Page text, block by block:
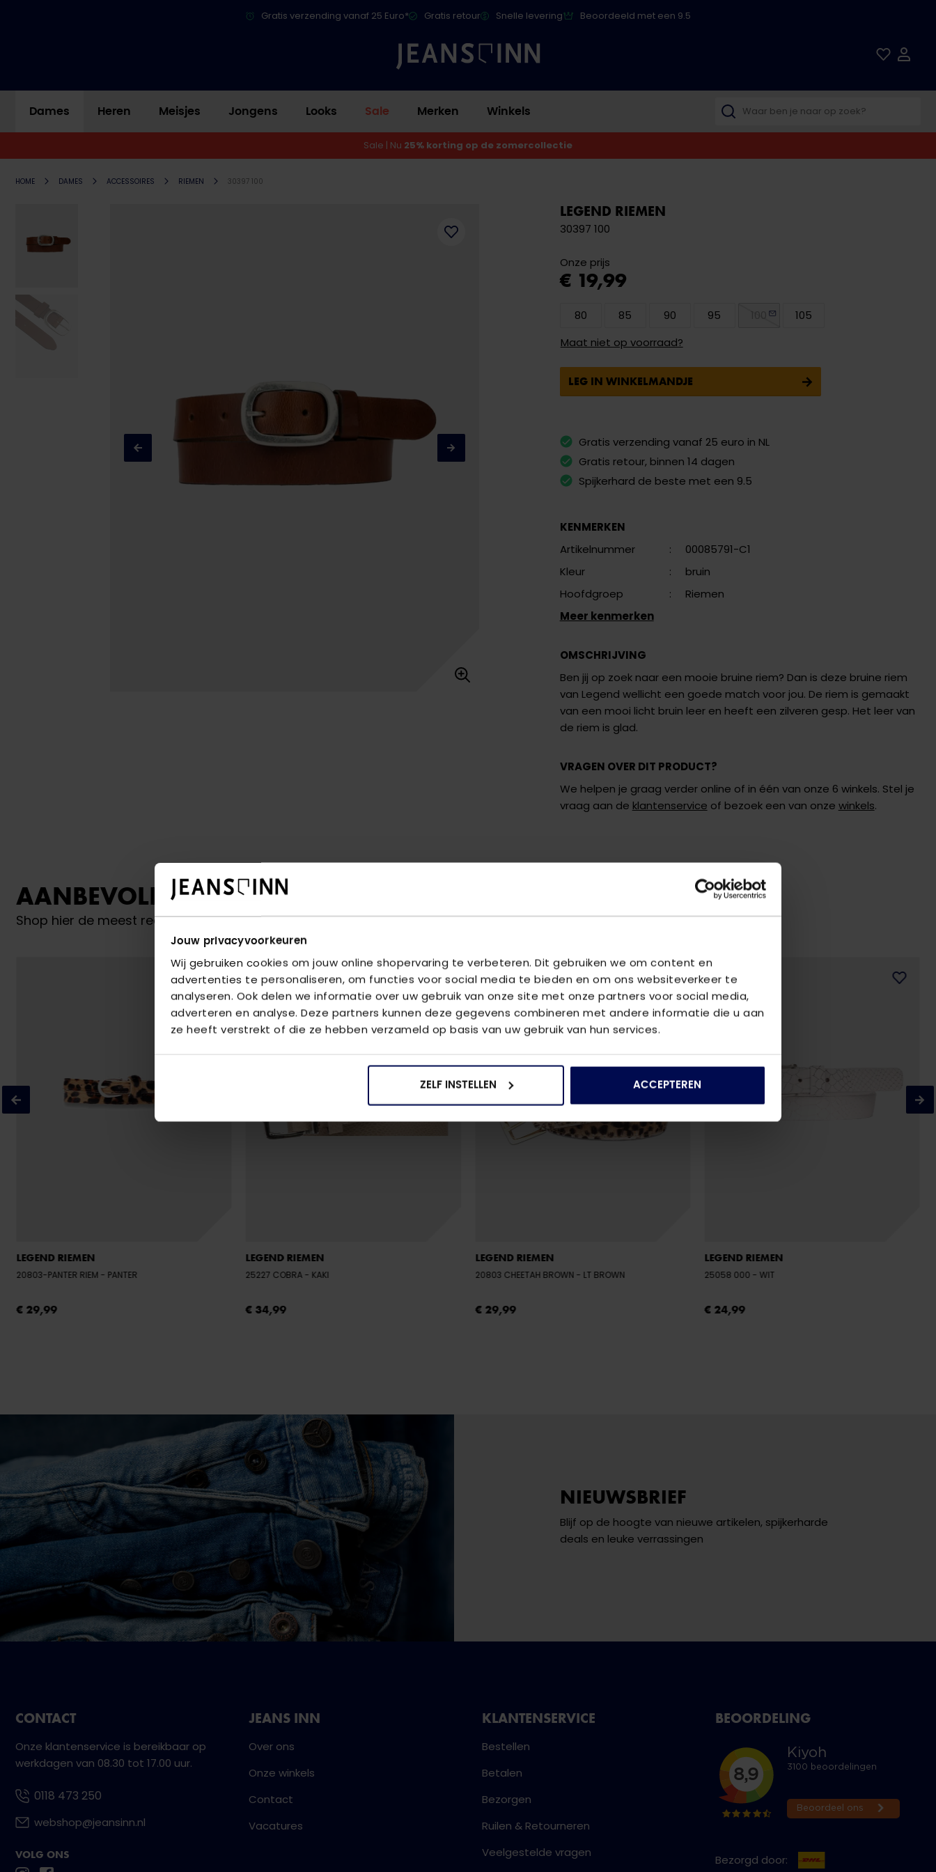
Jouw privacyvoorkeuren
Wij gebruiken cookies om jouw online shopervaring te verbeteren. Dit gebruiken we om content en
advertenties te personaliseren, om functies voor social media te bieden en om ons websiteverkeer te
analyseren. Ook delen we informatie over uw gebruik van onze site met onze partners voor social media,
adverteren en analyse. Deze partners kunnen deze gegevens combineren met andere informatie die u aan
ze heeft verstrekt of die ze hebben verzameld op basis van uw gebruik van hun services.
ZELF INSTELLEN ACCEPTEREN
Gratis verzending vanaf 25 Euro* Gratis retour Snelle levering Beoordeeld met een 9.5
Dames Heren Meisjes Jongens Looks Sale Merken Winkels
Sale | Nu 25% korting op de zomercollectie
HOME DAMES ACCESSOIRES RIEMEN 30397 100
LEGEND RIEMEN
30397 100
Onze prijs
€ 19,99
80 85 90 95
105
Maat niet op voorraad?
LEG IN WINKELMANDJE
Gratis verzending vanaf 25 euro in NL
Gratis retour, binnen 14 dagen
Spijkerhard de beste met een 9.5
KENMERKEN
Artikelnummer
:
00085791-C1
Kleur
:
bruin
Hoofdgroep
:
Riemen
Meer kenmerken
OMSCHRIJVING
Ben jij op zoek naar een mooie bruine riem? Dan is deze bruine riem
van Legend wellicht een goede match voor jou. De riem is gemaakt
van een mooi licht bruin leer en heeft een zilveren gesp. Het leer van
de riem is glad.
VRAGEN OVER DIT PRODUCT?
We helpen je graag verder online of in één van onze 6 winkels. Stel je
vraag aan de klantenservice of bezoek een van onze winkels.
AANBEVOLEN VOOR JOU
Shop hier de meest recente riemen
LEGEND RIEMEN
20803-PANTER RIEM - PANTER
€ 29,99
LEGEND RIEMEN
25227 COBRA - KAKI
€ 34,99
LEGEND RIEMEN
20803 CHEETAH BROWN - LT BROWN
€ 29,99
LEGEND RIEMEN
25058 000 - WIT
€ 24,99
NIEUWSBRIEF
Blijf op de hoogte van nieuwe artikelen, spijkerharde
deals en leuke verrassingen
CONTACT
Onze klantenservice is bereikbaar op
werkdagen van 08.30 tot 17.00 uur.
0118 473 250
webshop@jeansinn.nl
VOLG ONS
JEANS INN
Over ons
Onze winkels
Contact
Vacatures
KLANTENSERVICE
Bestellen
Betalen
Bezorgen
Ruilen & Retourneren
Veelgestelde vragen
BEOORDELING
Bezorgd door: